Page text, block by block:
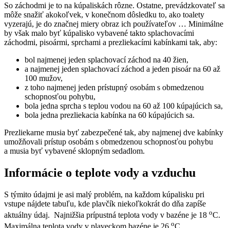
So záchodmi je to na kúpaliskách rôzne. Ostatne, prevádzkovateľ sa
môže snažiť akokoľvek, v konečnom dôsledku to, ako toalety
vyzerajú, je do značnej miery obraz ich používateľov … Minimálne
by však malo byť kúpalisko vybavené takto splachovacími
záchodmi, pisoármi, sprchami a prezliekacími kabínkami tak, aby:
bol najmenej jeden splachovací záchod na 40 žien,
a najmenej jeden splachovací záchod a jeden pisoár na 60 až
100 mužov,
z toho najmenej jeden prístupný osobám s obmedzenou
schopnosťou pohybu,
bola jedna sprcha s teplou vodou na 60 až 100 kúpajúcich sa,
bola jedna prezliekacia kabínka na 60 kúpajúcich sa.
Prezliekarne musia byť zabezpečené tak, aby najmenej dve kabínky
umožňovali prístup osobám s obmedzenou schopnosťou pohybu
a musia byť vybavené sklopným sedadlom.
Informácie o teplote vody a vzduchu
S týmito údajmi je asi malý problém, na každom kúpalisku pri
vstupe nájdete tabuľu, kde plavčík niekoľkokrát do dňa zapíše
aktuálny údaj. Najnižšia prípustná teplota vody v bazéne je 18 oC.
o